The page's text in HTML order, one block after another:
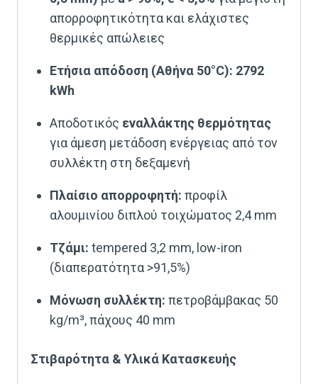
απορροφητικότητα και ελάχιστες
θερμικές απώλειες
Ετήσια απόδοση (Αθήνα 50°C): 2792
kWh
Αποδοτικός εναλλάκτης θερμότητας
για άμεση μετάδοση ενέργειας από τον
συλλέκτη στη δεξαμενή
Πλαίσιο απορροφητή: προφίλ
αλουμινίου διπλού τοιχώματος 2,4 mm
Τζάμι: tempered 3,2 mm, low-iron
(διαπερατότητα >91,5%)
Μόνωση συλλέκτη: πετροβάμβακας 50
kg/m³, πάχους 40 mm
Στιβαρότητα & Υλικά Κατασκευής